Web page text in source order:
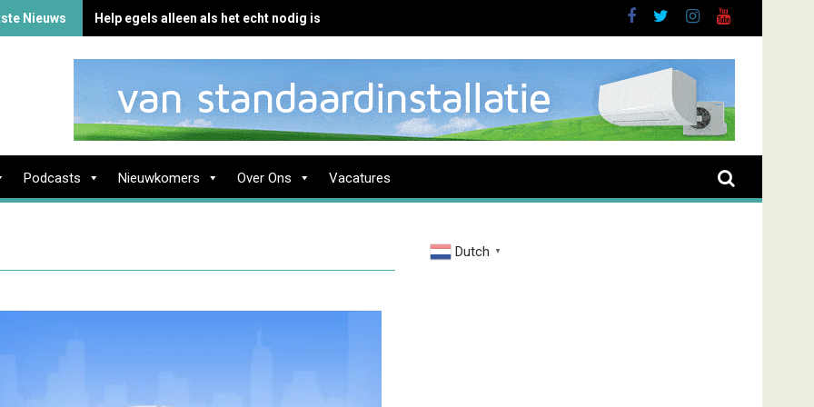
Nieuws Help egels alleen als het echt nodig is
Podcasts Nieuwkomers Over Ons Vacatures
Dutch ▼